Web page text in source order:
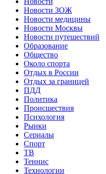
Новости ЗОЖ
Новости медицины
Новости Москвы
Новости путешествий
Образование
Общество
Около спорта
Отдых в России
Отдых за границей
ПДД
Политика
Происшествия
Психология
Рынки
Сериалы
Спорт
ТВ
Теннис
Технологии